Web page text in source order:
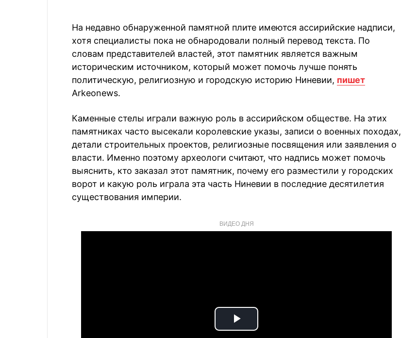
На недавно обнаруженной памятной плите имеются ассирийские надписи,
хотя специалисты пока не обнародовали полный перевод текста. По
словам представителей властей, этот памятник является важным
историческим источником, который может помочь лучше понять
политическую, религиозную и городскую историю Ниневии, пишет
Arkeonews.
Каменные стелы играли важную роль в ассирийском обществе. На этих
памятниках часто высекали королевские указы, записи о военных походах,
детали строительных проектов, религиозные посвящения или заявления о
власти. Именно поэтому археологи считают, что надпись может помочь
выяснить, кто заказал этот памятник, почему его разместили у городских
ворот и какую роль играла эта часть Ниневии в последние десятилетия
существования империи.
ВИДЕО ДНЯ
Play